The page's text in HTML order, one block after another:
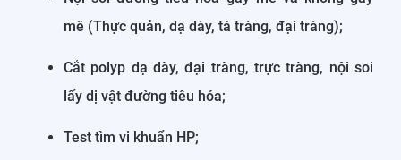
mê (Thực quản, dạ dày, tá tràng, đại tràng);
Cắt polyp dạ dày, đại tràng, trực tràng, nội soi
lấy dị vật đường tiêu hóa;
Test tìm vi khuẩn HP;